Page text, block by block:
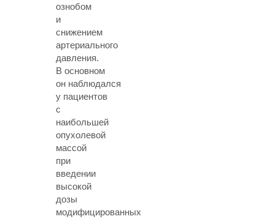
ознобом
и
снижением
артериального
давления.
В основном
он наблюдался
у пациентов
с
наибольшей
опухолевой
массой
при
введении
высокой
дозы
модифицированных